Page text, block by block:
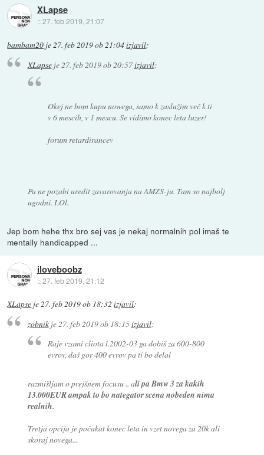
XLapse
::27. feb 2019, 21:07
bambam20 je27. feb 2019 ob 21:04izjavil:
XLapseje 27. feb 2019 ob 20:57izjavil:
Okej ne bom kupu nowega, samo k zaslužim več k ti
v 6 mescih, v 1 mescu. Se vidimo konec leta luzer!
forum retardirancev
Pa ne pozabi uredit zavarovanja na AMZS-ju. Tam so najbolj
ugodni. LOl.
Jep bom hehe thx bro sej vas je nekaj normalnih pol imaš te
mentally handicapped ...
iloveboobz
::27. feb 2019, 21:12
XLapse je27. feb 2019 ob 18:32 izjavil:
zobnikje27. feb 2019 ob 18:15izjavil:
Raje vzami cliota l.2002-03 ga dobiš za 600-800
evrov, daš gor 400 evrov pa ti bo delal
razmišljam o prejšnem focusu .. ali pa Bmw 3 za kakih
13.000EUR ampak to bo nategator scena nobeden nima
realnih.
Tretja opcija je počakat konec leta in vzet novega za 20k ali
skoraj novega...